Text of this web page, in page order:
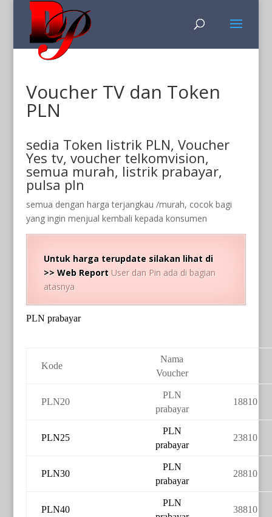
Voucher TV dan Token
PLN
sedia Token listrik PLN, Voucher
Yes tv, voucher telkomvision,
semua murah, listrik prabayar,
pulsa pln
semua dengan harga terjangkau /murah, cocok bagi
yang ingin menjual kembali kepada konsumen
Untuk harga terupdate silakan lihat di
>> Web ReportUser dan Pin ada di bagian
atasnya
PLN prabayar
Kode
Nama
Voucher
PLN20
PLN
prabayar
18810
PLN25
PLN
prabayar
23810
PLN30
PLN
prabayar
28810
PLN40
PLN
38810